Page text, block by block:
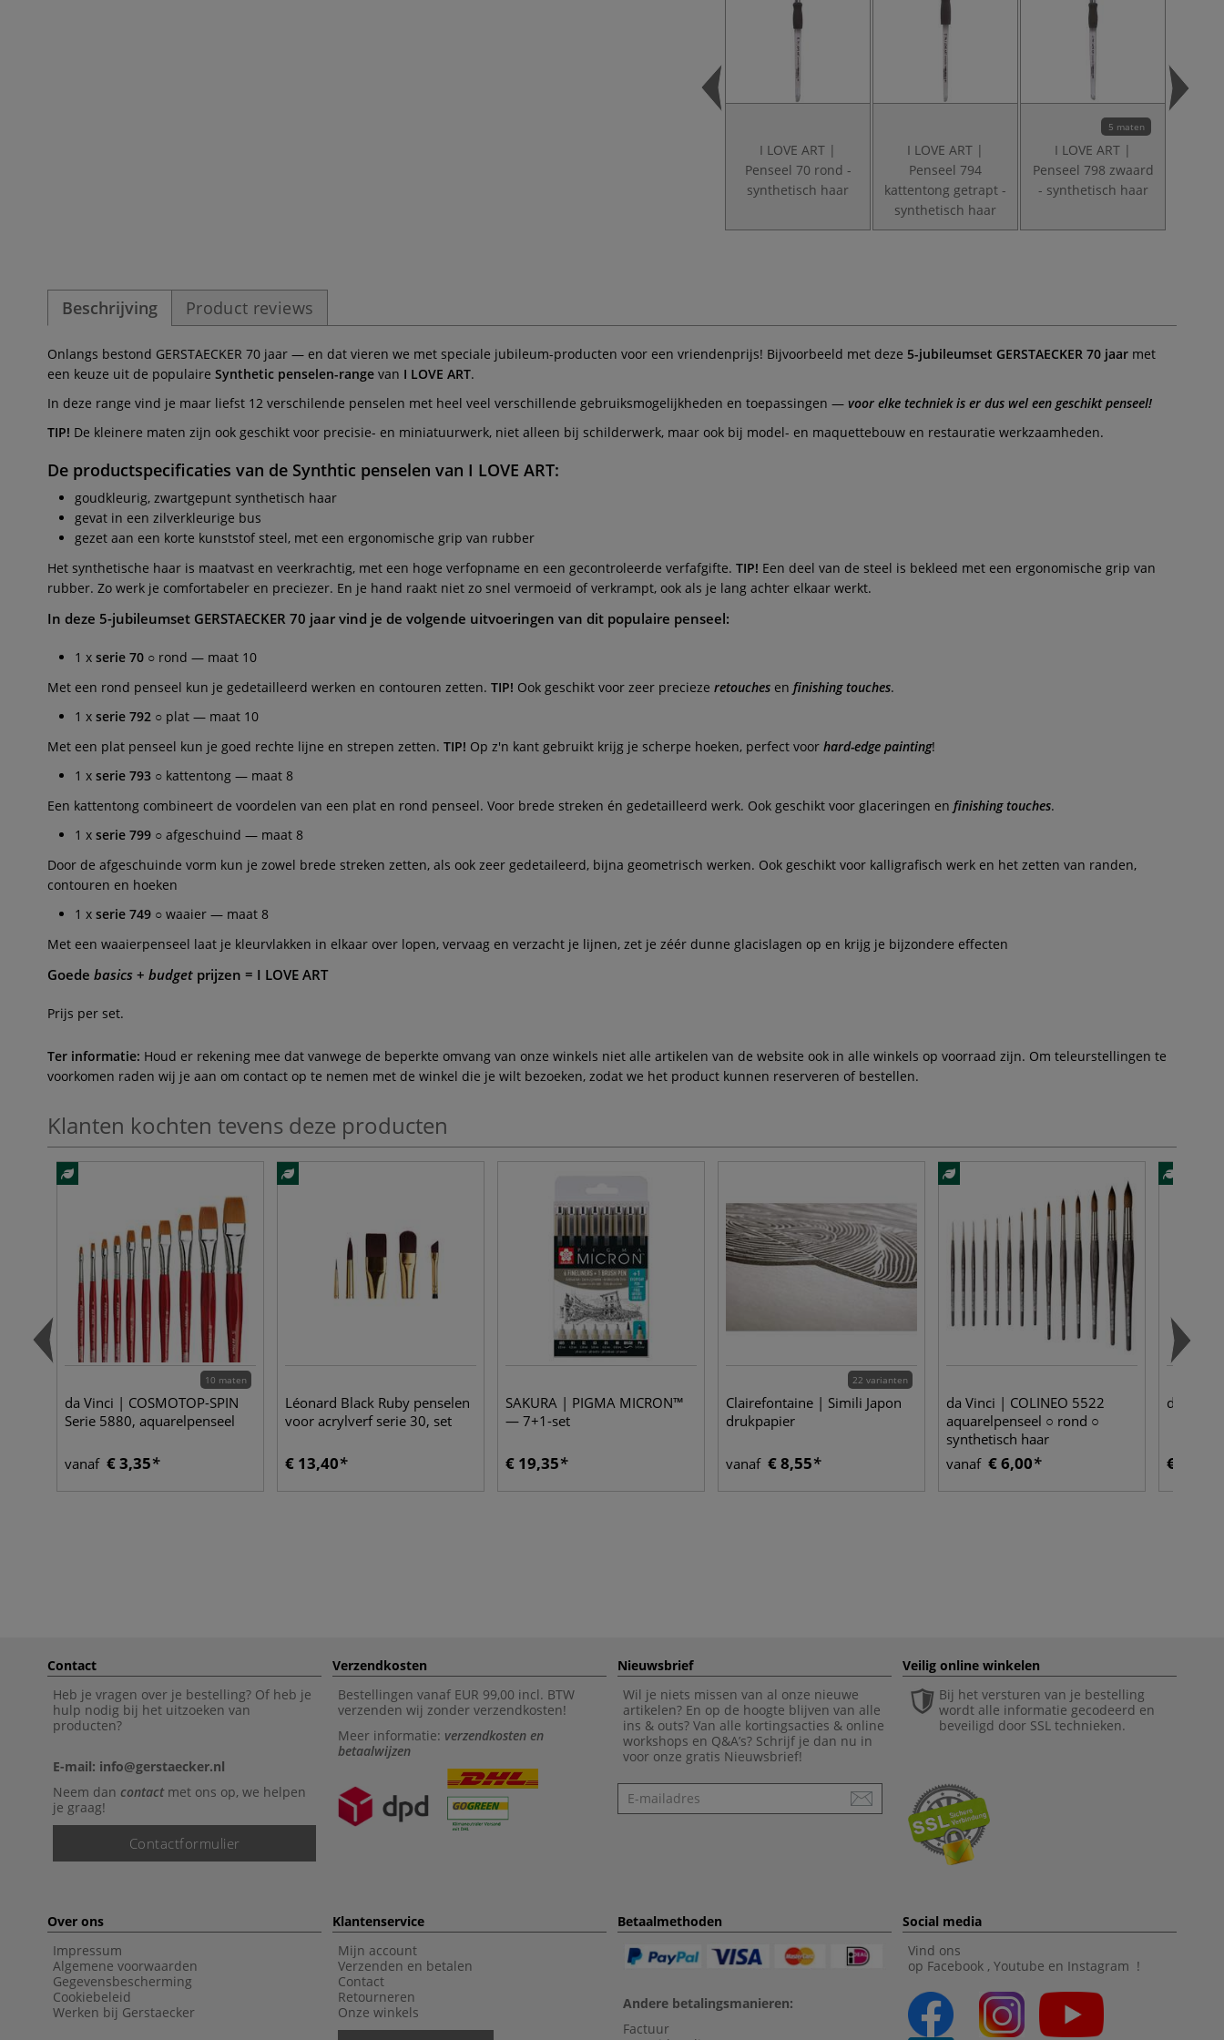
I LOVE ART |
Penseel 70 rond -
synthetisch haar
I LOVE ART |
Penseel 794
kattentong getrapt -
synthetisch haar
5 maten
I LOVE ART |
Penseel 798 zwaard
- synthetisch haar
Beschrijving Product reviews
Onlangs bestond GERSTAECKER 70 jaar — en dat vieren we met speciale jubileum-producten voor een vriendenprijs! Bijvoorbeeld met deze 5-jubileumset GERSTAECKER 70 jaar met
een keuze uit de populaire Synthetic penselen-range van I LOVE ART.
In deze range vind je maar liefst 12 verschilende penselen met heel veel verschillende gebruiksmogelijkheden en toepassingen — voor elke techniek is er dus wel een geschikt penseel!
TIP! De kleinere maten zijn ook geschikt voor precisie- en miniatuurwerk, niet alleen bij schilderwerk, maar ook bij model- en maquettebouw en restauratie werkzaamheden.
De productspecificaties van de Synthtic penselen van I LOVE ART:
goudkleurig, zwartgepunt synthetisch haar
gevat in een zilverkleurige bus
gezet aan een korte kunststof steel, met een ergonomische grip van rubber
Het synthetische haar is maatvast en veerkrachtig, met een hoge verfopname en een gecontroleerde verfafgifte. TIP! Een deel van de steel is bekleed met een ergonomische grip van
rubber. Zo werk je comfortabeler en preciezer. En je hand raakt niet zo snel vermoeid of verkrampt, ook als je lang achter elkaar werkt.
In deze 5-jubileumset GERSTAECKER 70 jaar vind je de volgende uitvoeringen van dit populaire penseel:
1 x serie 70 ○ rond — maat 10
Met een rond penseel kun je gedetailleerd werken en contouren zetten. TIP! Ook geschikt voor zeer precieze retouches en finishing touches.
1 x serie 792 ○ plat — maat 10
Met een plat penseel kun je goed rechte lijne en strepen zetten. TIP! Op z'n kant gebruikt krijg je scherpe hoeken, perfect voor hard-edge painting!
1 x serie 793 ○ kattentong — maat 8
Een kattentong combineert de voordelen van een plat en rond penseel. Voor brede streken én gedetailleerd werk. Ook geschikt voor glaceringen en finishing touches.
1 x serie 799 ○ afgeschuind — maat 8
Door de afgeschuinde vorm kun je zowel brede streken zetten, als ook zeer gedetaileerd, bijna geometrisch werken. Ook geschikt voor kalligrafisch werk en het zetten van randen,
contouren en hoeken
1 x serie 749 ○ waaier — maat 8
Met een waaierpenseel laat je kleurvlakken in elkaar over lopen, vervaag en verzacht je lijnen, zet je zéér dunne glacislagen op en krijg je bijzondere effecten
Goede basics + budget prijzen = I LOVE ART
Prijs per set.
Ter informatie: Houd er rekening mee dat vanwege de beperkte omvang van onze winkels niet alle artikelen van de website ook in alle winkels op voorraad zijn. Om teleurstellingen te
voorkomen raden wij je aan om contact op te nemen met de winkel die je wilt bezoeken, zodat we het product kunnen reserveren of bestellen.
Klanten kochten tevens deze producten
10 maten
da Vinci | COSMOTOP-SPIN
Serie 5880, aquarelpenseel
vanaf € 3,35
Léonard Black Ruby penselen
voor acrylverf serie 30, set
€ 13,40
SAKURA | PIGMA MICRON™
— 7+1-set
€ 19,35
22 varianten
Clairefontaine | Simili Japon
drukpapier
vanaf € 8,55
da Vinci | COLINEO 5522
aquarelpenseel ○ rond ○
synthetisch haar
vanaf € 6,00
da Vinci
€ 4,55
Contact
Heb je vragen over je bestelling? Of heb je
hulp nodig bij het uitzoeken van
producten?
E-mail: info@gerstaecker.nl
Neem dan contactmet ons op, we helpen
je graag!
Contactformulier
Verzendkosten
Bestellingen vanaf EUR 99,00 incl. BTW
verzenden wij zonder verzendkosten!
Meer informatie: verzendkosten en
betaalwijzen
Nieuwsbrief
Wil je niets missen van al onze nieuwe
artikelen? En op de hoogte blijven van alle
ins & outs? Van alle kortingsacties & online
workshops en Q&A’s? Schrijf je dan nu in
voor onze gratis Nieuwsbrief!
Nieuwsbrief
Veilig online winkelen
Bij het versturen van je bestelling
wordt alle informatie gecodeerd en
beveiligd door SSL technieken.
Over ons
Impressum
Algemene voorwaarden
Gegevensbescherming
Cookiebeleid
Werken bij Gerstaecker
Klantenservice
Mijn account
Verzenden en betalen
Contact
Retourneren
Onze winkels
Betaalmethoden
Andere betalingsmanieren:
Factuur
Social media
Vind ons
op Facebook , Youtube en Instagram !